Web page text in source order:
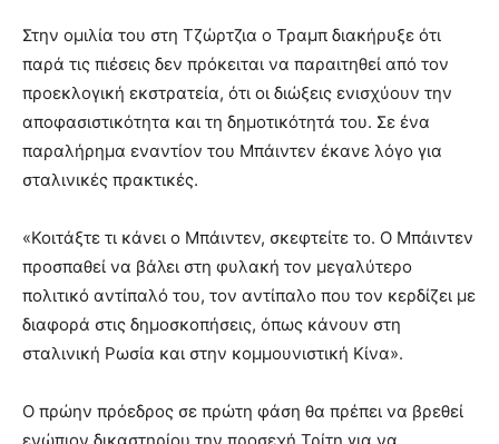
Στην ομιλία του στη Τζώρτζια ο Τραμπ διακήρυξε ότι
παρά τις πιέσεις δεν πρόκειται να παραιτηθεί από τον
προεκλογική εκστρατεία, ότι οι διώξεις ενισχύουν την
αποφασιστικότητα και τη δημοτικότητά του. Σε ένα
παραλήρημα εναντίον του Μπάιντεν έκανε λόγο για
σταλινικές πρακτικές.
«Κοιτάξτε τι κάνει ο Μπάιντεν, σκεφτείτε το. Ο Μπάιντεν
προσπαθεί να βάλει στη φυλακή τον μεγαλύτερο
πολιτικό αντίπαλό του, τον αντίπαλο που τον κερδίζει με
διαφορά στις δημοσκοπήσεις, όπως κάνουν στη
σταλινική Ρωσία και στην κομμουνιστική Κίνα».
Ο πρώην πρόεδρος σε πρώτη φάση θα πρέπει να βρεθεί
ενώπιον δικαστηρίου την προσεχή Τρίτη για να